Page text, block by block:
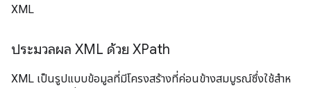
XML
ประมวลผล XML ด้วย XPath
XML เป็นรูปแบบข้อมูลที่มีโครงสร้างที่ค่อนข้างสมบูรณ์ซึ่งใช้สําห